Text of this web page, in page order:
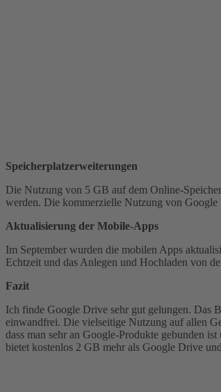
Speicherplatzerweiterungen
Die Nutzung von 5 GB auf dem Online-
werden. Die kommerzielle Nutzung von
Aktualisierung der Mobile-Apps
Im September wurden die mobilen Apps
Echtzeit und das Anlegen und Hochladen von
Fazit
Ich finde Google Drive sehr gut gelungen. Das
einwandfrei. Die vielseitige Nutzung auf allen
dass man sehr an Google-Produkte gebunden
bietet kostenlos 2 GB mehr als Google Drive